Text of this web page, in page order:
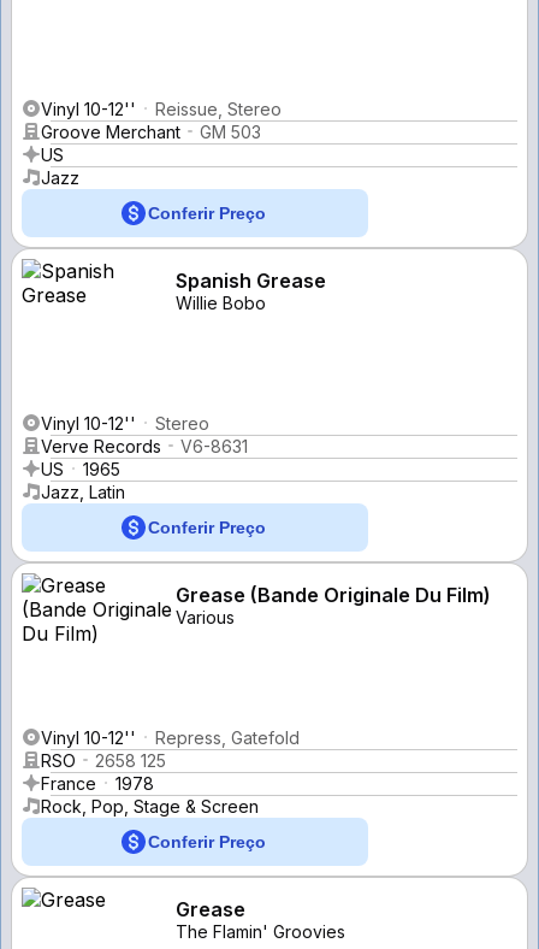
Vinyl 10-12''
Reissue, Stereo
Groove Merchant
GM 503
US
Jazz
Conferir Preço
Spanish Grease
Willie Bobo
Vinyl 10-12''
Stereo
Verve Records
V6-8631
US
1965
Jazz, Latin
Conferir Preço
Grease (Bande Originale Du Film)
Various
Vinyl 10-12''
Repress, Gatefold
RSO
2658 125
France
1978
Rock, Pop, Stage & Screen
Conferir Preço
Grease
The Flamin' Groovies